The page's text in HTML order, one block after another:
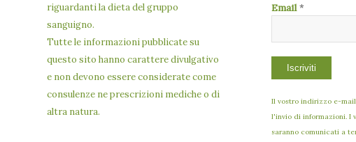
riguardanti la dieta del gruppo
sanguigno.
Tutte le informazioni pubblicate su
questo sito hanno carattere divulgativo
e non devono essere considerate come
consulenze ne prescrizioni mediche o di
altra natura.
Email*
Il vostro indirizzo e-
l'invio di informazioni. I
saranno comunicati a